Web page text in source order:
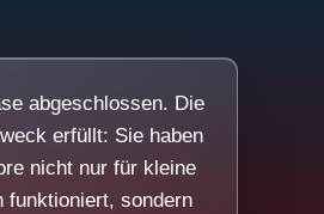
abgeschlossen. Die
erfüllt: Sie haben
nicht nur für kleine
funktioniert, sondern